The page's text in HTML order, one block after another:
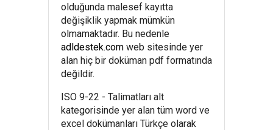
olduğunda malesef kayıtta
değişiklik yapmak mümkün
olmamaktadır. Bu nedenle
adldestek.com web sitesinde yer
alan hiç bir doküman pdf formatında
değildir.
ISO 9-22 - Talimatları alt
kategorisinde yer alan tüm word ve
excel dokümanları Türkçe olarak